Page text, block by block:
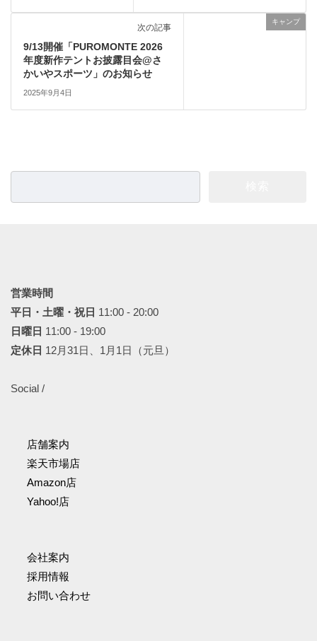
キャンプ
次の記事
9/13開催「PUROMONTE 2026
年度新作テントお披露目会@さ
かいやスポーツ」のお知らせ
2025年9月4日
索:
営業時間
平日・土曜・祝日 11:00 - 20:00
日曜日 11:00 - 19:00
定休日 12月31日、1月1日（元旦）
Social /
店舗案内
楽天市場店
Amazon店
Yahoo!店
会社案内
採用情報
お問い合わせ